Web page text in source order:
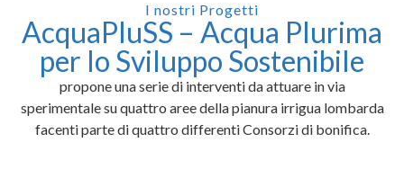
I nostri Progetti
AcquaPluSS – Acqua Plurima
per lo Sviluppo Sostenibile
propone una serie di interventi da attuare in via
sperimentale su quattro aree della pianura irrigua lombarda
facenti parte di quattro differenti Consorzi di bonifica.